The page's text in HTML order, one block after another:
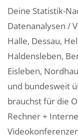
Deine Statistik-
Datenanalysen /
Halle, Dessau,
Haldensleben,
Eisleben,
und bundesweit
brauchst für die
Rechner +